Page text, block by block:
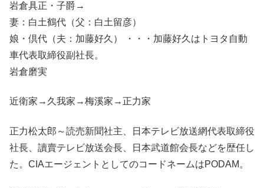
岩倉具正・子爵→
妻：白土鶴代（父：白土留彦）
娘・倶代（夫：加藤好久） ・・・加藤好久はトヨタ自動
車代表取締役副社長。
岩倉磨実
近衛家→久我家→梅溪家→正力家
正力松太郎～読売新聞社主、日本テレビ放送網代表取締役
社長、讀賣テレビ放送会長、日本武道館会長などを歴任し
た。CIAエージェントとしてのコードネームはPODAM。